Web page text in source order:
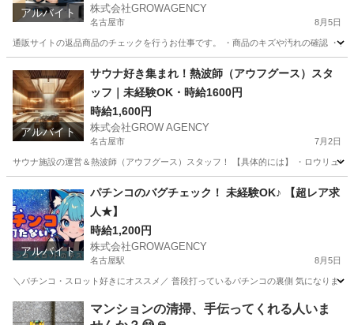
アルバイト 株式会社GROWAGENCY
名古屋市 8月5日
通販サイトの返品商品のチェックを行うお仕事です。 ・商品のキズや汚れの確認 ・
倉庫 通販
アルバイト
サウナ好き集まれ！熱波師（アウフグース）スタ
ッフ｜未経験OK・時給1600円
時給1,600円
株式会社GROW AGENCY
名古屋市 7月2日
サウナ施設の運営＆熱波師（アウフグース）スタッフ！ 【具体的には】 ・ロウリュ
その他 サウナ
アルバイト
パチンコのバグチェック！ 未経験OK♪ 【超レア求
人★】
時給1,200円
株式会社GROWAGENCY
名古屋駅 8月5日
＼パチンコ・スロット好きにオススメ／ 普段打っているパチンコの裏側 気になりま
愛知 名古屋市 名古屋駅 その他 レア
マンションの清掃、手伝ってくれる人いま